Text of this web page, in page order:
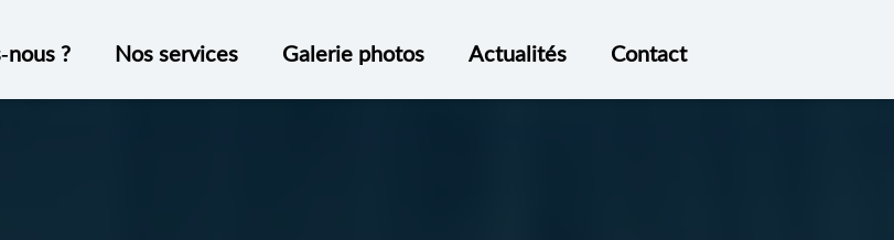
nous ? Nos services Galerie photos Actualités Contact